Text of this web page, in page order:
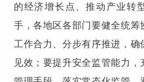
的经济增长点、推动产业转
手，各地区各部门要健全统筹
工作合力、分步有序推进，确
见效；要提升安全监管能力，